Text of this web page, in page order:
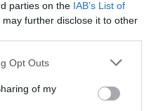
parties on the IAB’s List of
may further disclose it to other
Opt Outs
of my